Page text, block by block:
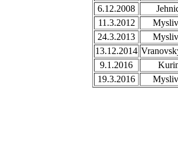
6.12.2008
11.3.2012
24.3.2013
13.12.2014
9.1.2016
19.3.2016